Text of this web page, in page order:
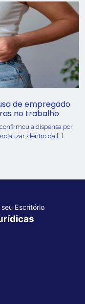
de empregado
no trabalho
a dispensa por
dentro da […]
Escritório